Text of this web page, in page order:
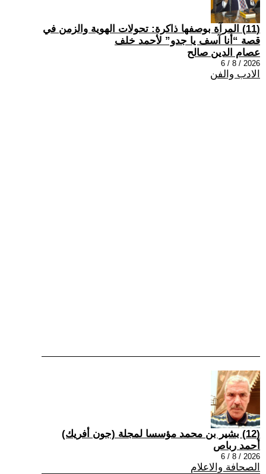
(11) المرآة بوصفها ذاكرة: تحولات الهوية والزمن في
قصة “أنا آسف يا جدو” لأحمد خلف
عصام الدين صالح
2026 / 8 / 6
الادب والفن
(12) بشير بن محمد مؤسسا لمجلة (جون أفريك)
أحمد رباص
2026 / 8 / 6
الصحافة والاعلام